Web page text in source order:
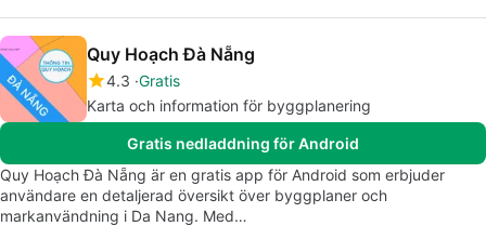
Quy Hoạch Đà Nẵng
4.3 Gratis
Karta och information för byggplanering
Gratis nedladdning för Android
Quy Hoạch Đà Nẵng är en gratis app för Android som erbjuder
användare en detaljerad översikt över byggplaner och
markanvändning i Da Nang. Med…